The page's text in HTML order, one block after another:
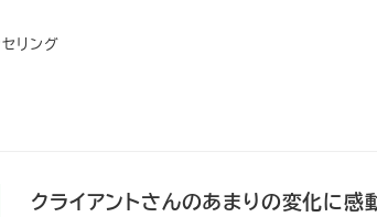
リング
クライアントさんのあまりの変化に感